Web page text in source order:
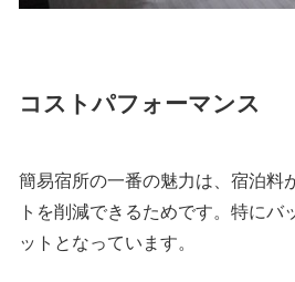
コストパフォーマンス
簡易宿所の一番の魅力は、宿泊料
トを削減できるためです。特に
ットとなっています。